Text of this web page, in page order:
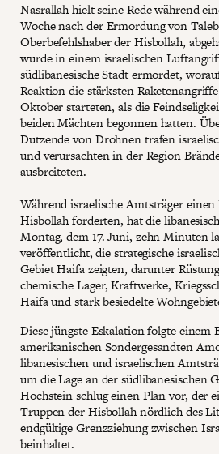
Nasrallah hielt seine Rede während
Woche nach der Ermordung von
Oberbefehlshaber der Hisbollah,
wurde in einem israelischen
südlibanesische Stadt ermordet,
Reaktion die stärksten
Oktober starteten, als die
beiden Mächten begonnen hatten.
Dutzende von Drohnen trafen
und verursachten in der Region
ausbreiteten.
Während israelische Amtsträger einen
Hisbollah forderten, hat die
Montag, dem 17. Juni, zehn Minuten
veröffentlicht, die strategische
Gebiet Haifa zeigten, darunter
chemische Lager, Kraftwerke,
Haifa und stark besiedelte
Diese jüngste Eskalation folgte einem
amerikanischen Sondergesandten
libanesischen und israelischen
um die Lage an der südlibanesischen
Hochstein schlug einen Plan vor, der
Truppen der Hisbollah nördlich des
endgültige Grenzziehung zwischen
beinhaltet.